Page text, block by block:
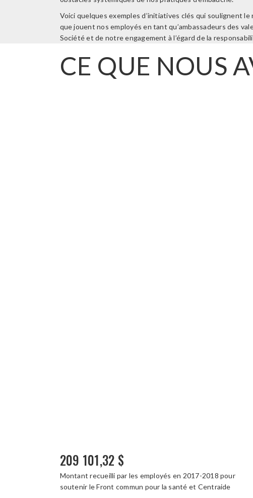
Voici quelques exemples d’initiatives clés qui soulignent
que jouent nos employés en tant qu’ambassadeurs des
Société et de notre engagement à l’égard de la
CE QUE NOUS
209 101,32 $
Montant recueilli par les employés en 2017-2018 pour
soutenir le Front commun pour la santé et Centraide